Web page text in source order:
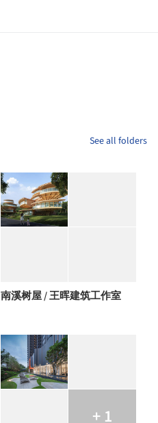
See all folders
南溪树屋 / 王晖建筑工作室
+ 1